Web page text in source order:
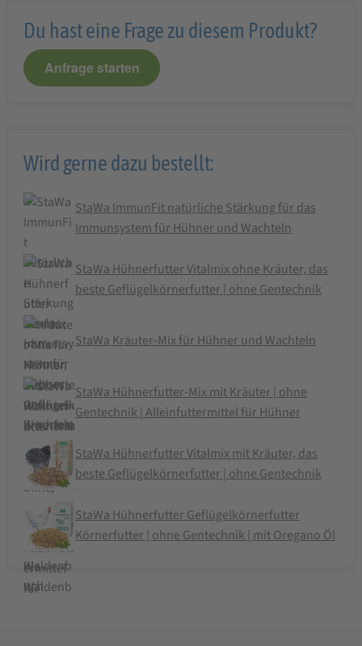
Du hast eine Frage zu diesem Produkt?
Anfrage starten
Wird gerne dazu bestellt:
StaWa ImmunFit natürliche Stärkung für das
Immunsystem für Hühner und Wachteln
StaWa Hühnerfutter Vitalmix ohne Kräuter, das
beste Geflügelkörnerfutter | ohne Gentechnik
StaWa Kräuter-Mix für Hühner und Wachteln
StaWa Hühnerfutter-Mix mit Kräuter | ohne
Gentechnik | Alleinfuttermittel für Hühner
StaWa Hühnerfutter Vitalmix mit Kräuter, das
beste Geflügelkörnerfutter | ohne Gentechnik
StaWa Hühnerfutter Geflügelkörnerfutter
Körnerfutter | ohne Gentechnik | mit Oregano Öl